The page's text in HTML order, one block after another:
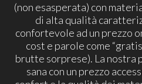
(non esasperata) con
di alta qualità
confortevole ad un prezzo
cost e parole come
brutte sorprese). La nostra
sana con un prezzo